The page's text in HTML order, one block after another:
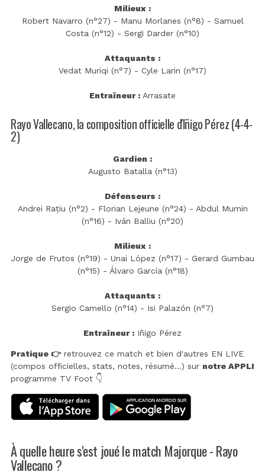
Milieux :
Robert Navarro (n°27) - Manu Morlanes (n°8) - Samuel
Costa (n°12) - Sergi Darder (n°10)
Attaquants :
Vedat Muriqi (n°7) - Cyle Larin (n°17)
Entraîneur : Arrasate
Rayo Vallecano, la composition officielle d'Iñigo Pérez (4-4-
2)
Gardien :
Augusto Batalla (n°13)
Défenseurs :
Andrei Rațiu (n°2) - Florian Lejeune (n°24) - Abdul Mumin
(n°16) - Iván Balliu (n°20)
Milieux :
Jorge de Frutos (n°19) - Unai López (n°17) - Gerard Gumbau
(n°15) - Álvaro García (n°18)
Attaquants :
Sergio Camello (n°14) - Isi Palazón (n°7)
Entraîneur : Iñigo Pérez
Pratique 👉retrouvez ce match et bien d'autres EN LIVE
(compos officielles, stats, notes, résumé...) sur notre APPLI
programme TV Foot 👇
À quelle heure s'est joué le match Majorque - Rayo
Vallecano ?